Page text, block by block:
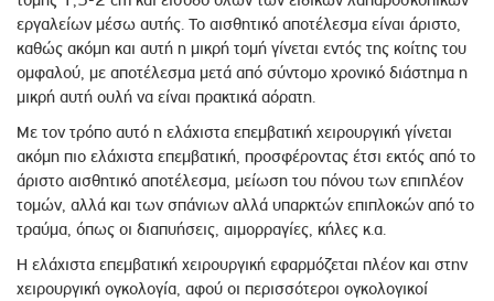
εργαλείων μέσω αυτής. Το αισθητικό αποτέλεσμα είναι άριστο,
καθώς ακόμη και αυτή η μικρή τομή γίνεται εντός της κοίτης του
ομφαλού, με αποτέλεσμα μετά από σύντομο χρονικό διάστημα η
μικρή αυτή ουλή να είναι πρακτικά αόρατη.
Με τον τρόπο αυτό η ελάχιστα επεμβατική χειρουργική γίνεται
ακόμη πιο ελάχιστα επεμβατική, προσφέροντας έτσι εκτός από το
άριστο αισθητικό αποτέλεσμα, μείωση του πόνου των επιπλέον
τομών, αλλά και των σπάνιων αλλά υπαρκτών επιπλοκών από το
τραύμα, όπως οι διαπυήσεις, αιμορραγίες, κήλες κ.α.
Η ελάχιστα επεμβατική χειρουργική εφαρμόζεται πλέον και στην
χειρουργική ογκολογία, αφού οι περισσότεροι ογκολογικοί